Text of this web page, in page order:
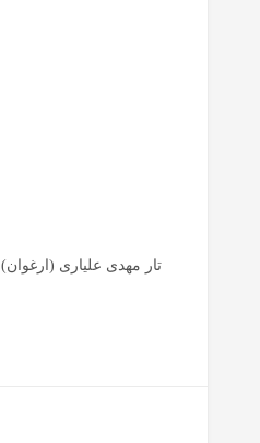
تار مهدی علیاری (ارغوان)